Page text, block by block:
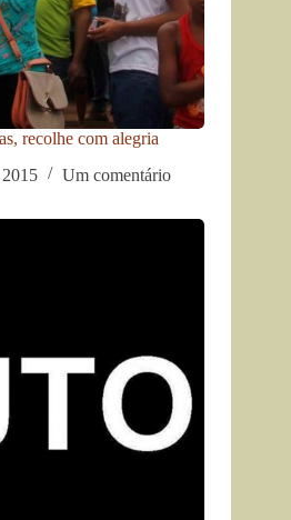
recolhe com alegria
Um comentário